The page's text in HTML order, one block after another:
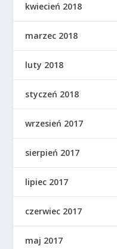
kwiecień 2018
marzec 2018
luty 2018
styczeń 2018
wrzesień 2017
sierpień 2017
lipiec 2017
czerwiec 2017
maj 2017